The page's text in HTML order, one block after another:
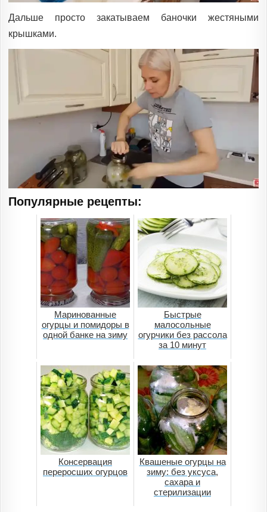
Дальше просто закатываем баночки жестяными
крышками.
Популярные рецепты:
Маринованные
огурцы и помидоры в
одной банке на зиму
Быстрые
малосольные
огурчики без рассола
за 10 минут
Консервация
переросших огурцов
Квашеные огурцы на
зиму: без уксуса,
сахара и
стерилизации